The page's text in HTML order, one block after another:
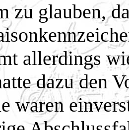
zu glauben,
allerdings
dazu den
waren